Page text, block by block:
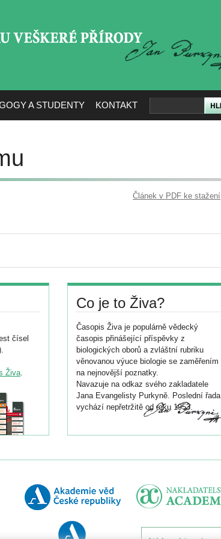
A STUDENTY KONTAKT
Článek v PDF ke stažení
čísel
Živa.
Co je to Živa?
Časopis Živa je populárně vědecký
časopis přinášející příspěvky z
biologických oborů a zvláštní rubriku
věnovanou výuce biologie se zaměřením
na nejnovější poznatky.
Navazuje na odkaz svého zakladatele
Jana Evangelisty Purkyně. Poslední řada
vychází nepřetržitě od roku 1953.